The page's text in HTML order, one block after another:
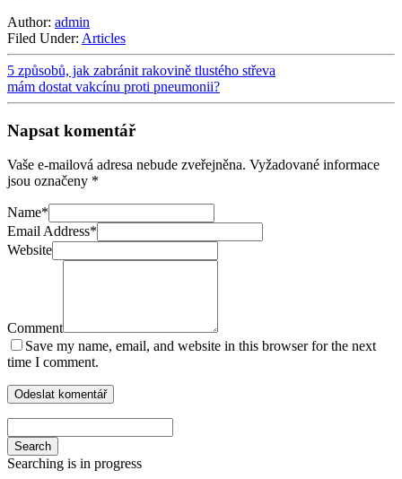
Author: admin
Filed Under: Articles
5 způsobů, jak zabránit rakovině tlustého střeva
mám dostat vakcínu proti pneumonii?
Napsat komentář
Vaše e-mailová adresa nebude zveřejněna. Vyžadované informace
jsou označeny *
Name*
Email Address*
Website
Comment
Save my name, email, and website in this browser for the next
time I comment.
Search
Searching is in progress